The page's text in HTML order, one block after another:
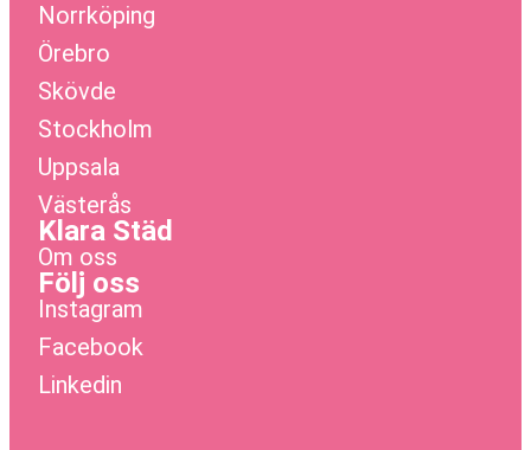
Norrköping
Örebro
Skövde
Stockholm
Uppsala
Västerås
Klara Städ
Om oss
Följ oss
Instagram
Facebook
Linkedin